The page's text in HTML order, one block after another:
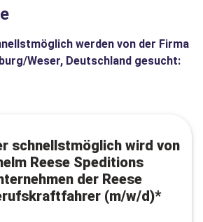
werden von der Firma
Weser, Deutschland gesucht:
schnellstmöglich wird von
Reese Speditions
der Reese
(m/w/d)*